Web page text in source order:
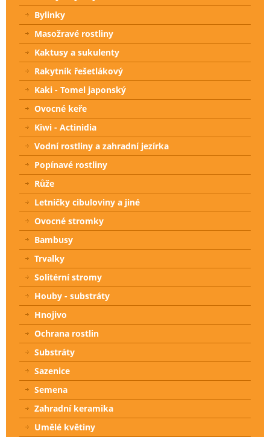
Bylinky
Masožravé rostliny
Kaktusy a sukulenty
Rakytník řešetlákový
Kaki - Tomel japonský
Ovocné keře
Kiwi - Actinidia
Vodní rostliny a zahradní jezírka
Popínavé rostliny
Růže
Letničky cibuloviny a jiné
Ovocné stromky
Bambusy
Trvalky
Solitérní stromy
Houby - substráty
Hnojivo
Ochrana rostlin
Substráty
Sazenice
Semena
Zahradní keramika
Umělé květiny